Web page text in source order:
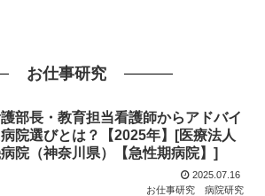
お仕事研究
部長・教育担当看護師からアドバイ
院選びとは？【2025年】[医療法人
院（神奈川県）【急性期病院】]
2025.07.16
お仕事研究
病院研究